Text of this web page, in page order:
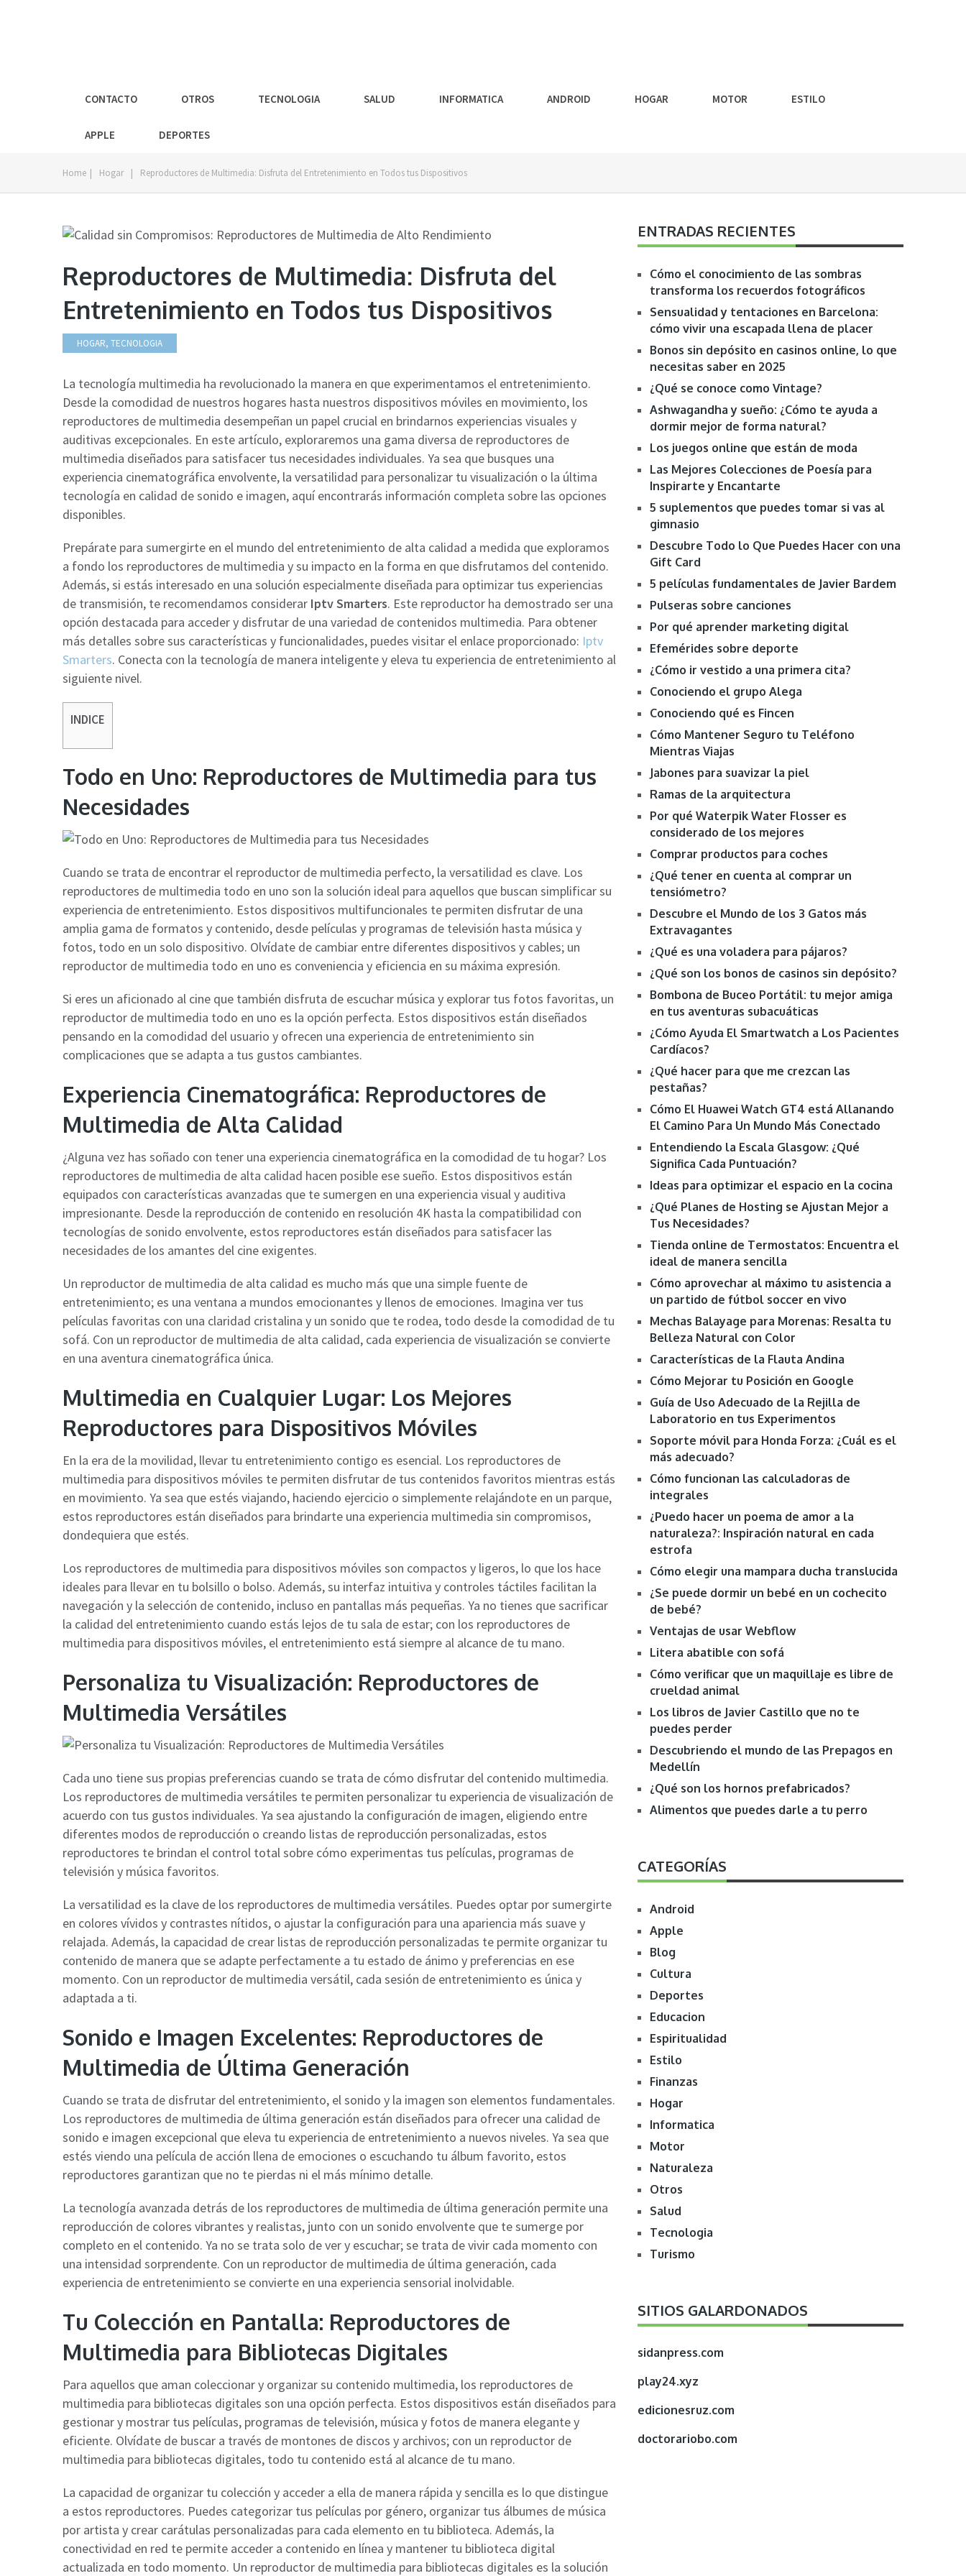
CONTACTO OTROS TECNOLOGIA SALUD INFORMATICA ANDROID HOGAR MOTOR ESTILO
APPLE DEPORTES
Home | Hogar | Reproductores de Multimedia: Disfruta del Entretenimiento en Todos tus Dispositivos
Reproductores de Multimedia: Disfruta del
Entretenimiento en Todos tus Dispositivos
HOGAR, TECNOLOGIA
La tecnología multimedia ha revolucionado la manera en que experimentamos el entretenimiento.
Desde la comodidad de nuestros hogares hasta nuestros dispositivos móviles en movimiento, los
reproductores de multimedia desempeñan un papel crucial en brindarnos experiencias visuales y
auditivas excepcionales. En este artículo, exploraremos una gama diversa de reproductores de
multimedia diseñados para satisfacer tus necesidades individuales. Ya sea que busques una
experiencia cinematográfica envolvente, la versatilidad para personalizar tu visualización o la última
tecnología en calidad de sonido e imagen, aquí encontrarás información completa sobre las opciones
disponibles.
Prepárate para sumergirte en el mundo del entretenimiento de alta calidad a medida que exploramos
a fondo los reproductores de multimedia y su impacto en la forma en que disfrutamos del contenido.
Además, si estás interesado en una solución especialmente diseñada para optimizar tus experiencias
de transmisión, te recomendamos considerar Iptv Smarters. Este reproductor ha demostrado ser una
opción destacada para acceder y disfrutar de una variedad de contenidos multimedia. Para obtener
más detalles sobre sus características y funcionalidades, puedes visitar el enlace proporcionado: Iptv
Smarters. Conecta con la tecnología de manera inteligente y eleva tu experiencia de entretenimiento al
siguiente nivel.
INDICE
Todo en Uno: Reproductores de Multimedia para tus
Necesidades
Cuando se trata de encontrar el reproductor de multimedia perfecto, la versatilidad es clave. Los
reproductores de multimedia todo en uno son la solución ideal para aquellos que buscan simplificar su
experiencia de entretenimiento. Estos dispositivos multifuncionales te permiten disfrutar de una
amplia gama de formatos y contenido, desde películas y programas de televisión hasta música y
fotos, todo en un solo dispositivo. Olvídate de cambiar entre diferentes dispositivos y cables; un
reproductor de multimedia todo en uno es conveniencia y eficiencia en su máxima expresión.
Si eres un aficionado al cine que también disfruta de escuchar música y explorar tus fotos favoritas, un
reproductor de multimedia todo en uno es la opción perfecta. Estos dispositivos están diseñados
pensando en la comodidad del usuario y ofrecen una experiencia de entretenimiento sin
complicaciones que se adapta a tus gustos cambiantes.
Experiencia Cinematográfica: Reproductores de
Multimedia de Alta Calidad
¿Alguna vez has soñado con tener una experiencia cinematográfica en la comodidad de tu hogar? Los
reproductores de multimedia de alta calidad hacen posible ese sueño. Estos dispositivos están
equipados con características avanzadas que te sumergen en una experiencia visual y auditiva
impresionante. Desde la reproducción de contenido en resolución 4K hasta la compatibilidad con
tecnologías de sonido envolvente, estos reproductores están diseñados para satisfacer las
necesidades de los amantes del cine exigentes.
Un reproductor de multimedia de alta calidad es mucho más que una simple fuente de
entretenimiento; es una ventana a mundos emocionantes y llenos de emociones. Imagina ver tus
películas favoritas con una claridad cristalina y un sonido que te rodea, todo desde la comodidad de tu
sofá. Con un reproductor de multimedia de alta calidad, cada experiencia de visualización se convierte
en una aventura cinematográfica única.
Multimedia en Cualquier Lugar: Los Mejores
Reproductores para Dispositivos Móviles
En la era de la movilidad, llevar tu entretenimiento contigo es esencial. Los reproductores de
multimedia para dispositivos móviles te permiten disfrutar de tus contenidos favoritos mientras estás
en movimiento. Ya sea que estés viajando, haciendo ejercicio o simplemente relajándote en un parque,
estos reproductores están diseñados para brindarte una experiencia multimedia sin compromisos,
dondequiera que estés.
Los reproductores de multimedia para dispositivos móviles son compactos y ligeros, lo que los hace
ideales para llevar en tu bolsillo o bolso. Además, su interfaz intuitiva y controles táctiles facilitan la
navegación y la selección de contenido, incluso en pantallas más pequeñas. Ya no tienes que sacrificar
la calidad del entretenimiento cuando estás lejos de tu sala de estar; con los reproductores de
multimedia para dispositivos móviles, el entretenimiento está siempre al alcance de tu mano.
Personaliza tu Visualización: Reproductores de
Multimedia Versátiles
Cada uno tiene sus propias preferencias cuando se trata de cómo disfrutar del contenido multimedia.
Los reproductores de multimedia versátiles te permiten personalizar tu experiencia de visualización de
acuerdo con tus gustos individuales. Ya sea ajustando la configuración de imagen, eligiendo entre
diferentes modos de reproducción o creando listas de reproducción personalizadas, estos
reproductores te brindan el control total sobre cómo experimentas tus películas, programas de
televisión y música favoritos.
La versatilidad es la clave de los reproductores de multimedia versátiles. Puedes optar por sumergirte
en colores vívidos y contrastes nítidos, o ajustar la configuración para una apariencia más suave y
relajada. Además, la capacidad de crear listas de reproducción personalizadas te permite organizar tu
contenido de manera que se adapte perfectamente a tu estado de ánimo y preferencias en ese
momento. Con un reproductor de multimedia versátil, cada sesión de entretenimiento es única y
adaptada a ti.
Sonido e Imagen Excelentes: Reproductores de
Multimedia de Última Generación
Cuando se trata de disfrutar del entretenimiento, el sonido y la imagen son elementos fundamentales.
Los reproductores de multimedia de última generación están diseñados para ofrecer una calidad de
sonido e imagen excepcional que eleva tu experiencia de entretenimiento a nuevos niveles. Ya sea que
estés viendo una película de acción llena de emociones o escuchando tu álbum favorito, estos
reproductores garantizan que no te pierdas ni el más mínimo detalle.
La tecnología avanzada detrás de los reproductores de multimedia de última generación permite una
reproducción de colores vibrantes y realistas, junto con un sonido envolvente que te sumerge por
completo en el contenido. Ya no se trata solo de ver y escuchar; se trata de vivir cada momento con
una intensidad sorprendente. Con un reproductor de multimedia de última generación, cada
experiencia de entretenimiento se convierte en una experiencia sensorial inolvidable.
Tu Colección en Pantalla: Reproductores de
Multimedia para Bibliotecas Digitales
Para aquellos que aman coleccionar y organizar su contenido multimedia, los reproductores de
multimedia para bibliotecas digitales son una opción perfecta. Estos dispositivos están diseñados para
gestionar y mostrar tus películas, programas de televisión, música y fotos de manera elegante y
eficiente. Olvídate de buscar a través de montones de discos y archivos; con un reproductor de
multimedia para bibliotecas digitales, todo tu contenido está al alcance de tu mano.
La capacidad de organizar tu colección y acceder a ella de manera rápida y sencilla es lo que distingue
a estos reproductores. Puedes categorizar tus películas por género, organizar tus álbumes de música
por artista y crear carátulas personalizadas para cada elemento en tu biblioteca. Además, la
conectividad en red te permite acceder a contenido en línea y mantener tu biblioteca digital
actualizada en todo momento. Un reproductor de multimedia para bibliotecas digitales es la solución
ENTRADAS RECIENTES
Cómo el conocimiento de las sombras
transforma los recuerdos fotográficos
Sensualidad y tentaciones en Barcelona:
cómo vivir una escapada llena de placer
Bonos sin depósito en casinos online, lo que
necesitas saber en 2025
¿Qué se conoce como Vintage?
Ashwagandha y sueño: ¿Cómo te ayuda a
dormir mejor de forma natural?
Los juegos online que están de moda
Las Mejores Colecciones de Poesía para
Inspirarte y Encantarte
5 suplementos que puedes tomar si vas al
gimnasio
Descubre Todo lo Que Puedes Hacer con una
Gift Card
5 películas fundamentales de Javier Bardem
Pulseras sobre canciones
Por qué aprender marketing digital
Efemérides sobre deporte
¿Cómo ir vestido a una primera cita?
Conociendo el grupo Alega
Conociendo qué es Fincen
Cómo Mantener Seguro tu Teléfono
Mientras Viajas
Jabones para suavizar la piel
Ramas de la arquitectura
Por qué Waterpik Water Flosser es
considerado de los mejores
Comprar productos para coches
¿Qué tener en cuenta al comprar un
tensiómetro?
Descubre el Mundo de los 3 Gatos más
Extravagantes
¿Qué es una voladera para pájaros?
¿Qué son los bonos de casinos sin depósito?
Bombona de Buceo Portátil: tu mejor amiga
en tus aventuras subacuáticas
¿Cómo Ayuda El Smartwatch a Los Pacientes
Cardíacos?
¿Qué hacer para que me crezcan las
pestañas?
Cómo El Huawei Watch GT4 está Allanando
El Camino Para Un Mundo Más Conectado
Entendiendo la Escala Glasgow: ¿Qué
Significa Cada Puntuación?
Ideas para optimizar el espacio en la cocina
¿Qué Planes de Hosting se Ajustan Mejor a
Tus Necesidades?
Tienda online de Termostatos: Encuentra el
ideal de manera sencilla
Cómo aprovechar al máximo tu asistencia a
un partido de fútbol soccer en vivo
Mechas Balayage para Morenas: Resalta tu
Belleza Natural con Color
Características de la Flauta Andina
Cómo Mejorar tu Posición en Google
Guía de Uso Adecuado de la Rejilla de
Laboratorio en tus Experimentos
Soporte móvil para Honda Forza: ¿Cuál es el
más adecuado?
Cómo funcionan las calculadoras de
integrales
¿Puedo hacer un poema de amor a la
naturaleza?: Inspiración natural en cada
estrofa
Cómo elegir una mampara ducha translucida
¿Se puede dormir un bebé en un cochecito
de bebé?
Ventajas de usar Webflow
Litera abatible con sofá
Cómo verificar que un maquillaje es libre de
crueldad animal
Los libros de Javier Castillo que no te
puedes perder
Descubriendo el mundo de las Prepagos en
Medellín
¿Qué son los hornos prefabricados?
Alimentos que puedes darle a tu perro
CATEGORÍAS
Android
Apple
Blog
Cultura
Deportes
Educacion
Espiritualidad
Estilo
Finanzas
Hogar
Informatica
Motor
Naturaleza
Otros
Salud
Tecnologia
Turismo
SITIOS GALARDONADOS
sidanpress.com
play24.xyz
edicionesruz.com
doctorariobo.com